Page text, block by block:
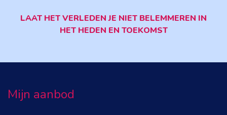
LAAT HET VERLEDEN JE NIET BELEMMEREN IN
HET HEDEN EN TOEKOMST
Mijn aanbod